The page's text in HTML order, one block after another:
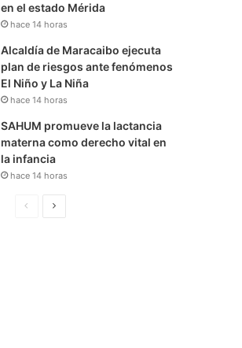
en el estado Mérida
hace 14 horas
Alcaldía de Maracaibo ejecuta
plan de riesgos ante fenómenos
El Niño y La Niña
hace 14 horas
SAHUM promueve la lactancia
materna como derecho vital en
la infancia
hace 14 horas
S